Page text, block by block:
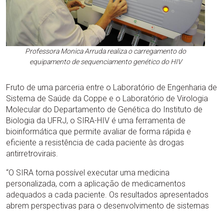
Professora Monica Arruda realiza o carregamento do
equipamento de sequenciamento genético do HIV
Fruto de uma parceria entre o Laboratório de Engenharia de
Sistema de Saúde da Coppe e o Laboratório de Virologia
Molecular do Departamento de Genética do Instituto de
Biologia da UFRJ, o SIRA-HIV é uma ferramenta de
bioinformática que permite avaliar de forma rápida e
eficiente a resistência de cada paciente às drogas
antirretrovirais.
“O SIRA torna possível executar uma medicina
personalizada, com a aplicação de medicamentos
adequados a cada paciente. Os resultados apresentados
abrem perspectivas para o desenvolvimento de sistemas